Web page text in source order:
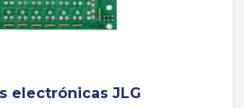
electrónicas JLG